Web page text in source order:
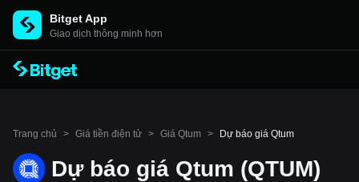
Bitget App
Giao dịch thông minh hơn
Trang chủ > Giá tiền điện tử > Giá Qtum > Dự báo giá Qtum
Dự báo giá Qtum (QTUM)